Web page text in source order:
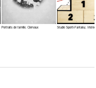
Portraits de famille, Clervaux Studio Sporti-Fantaisy,